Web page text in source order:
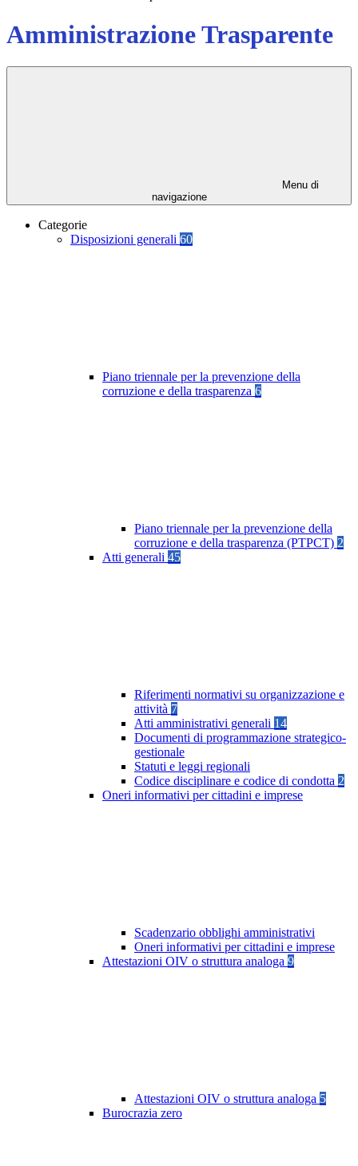
Amministrazione Trasparente
Menu di
navigazione
Categorie
Disposizioni generali 60
Piano triennale per la prevenzione della
corruzione e della trasparenza 6
Piano triennale per la prevenzione della
corruzione e della trasparenza (PTPCT) 2
Atti generali 45
Riferimenti normativi su organizzazione e
attività 7
Atti amministrativi generali 14
Documenti di programmazione strategico-
gestionale
Statuti e leggi regionali
Codice disciplinare e codice di condotta 2
Oneri informativi per cittadini e imprese
Scadenzario obblighi amministrativi
Oneri informativi per cittadini e imprese
Attestazioni OIV o struttura analoga 9
Attestazioni OIV o struttura analoga 5
Burocrazia zero